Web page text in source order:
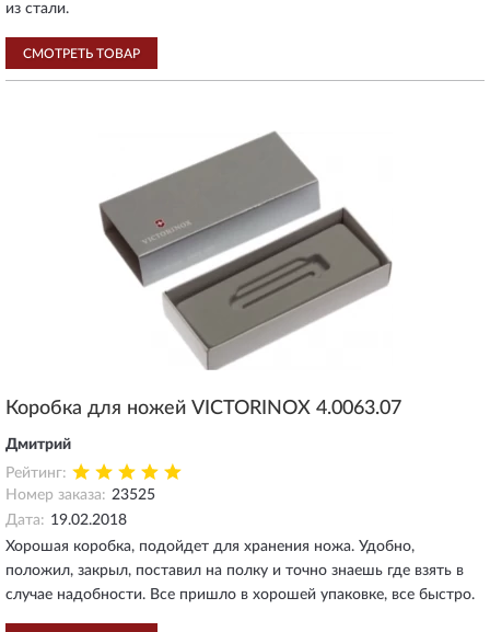
из стали.
СМОТРЕТЬ ТОВАР
Коробка для ножей VICTORINOX 4.0063.07
Дмитрий
Рейтинг:
Номер заказа: 23525
Дата: 19.02.2018
Хорошая коробка, подойдет для хранения ножа. Удобно,
положил, закрыл, поставил на полку и точно знаешь где взять в
случае надобности. Все пришло в хорошей упаковке, все быстро.